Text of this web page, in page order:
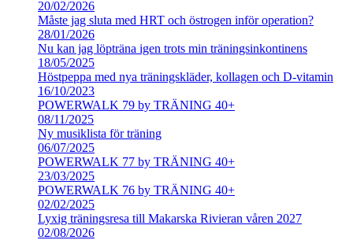
20/02/2026
Måste jag sluta med HRT och östrogen inför operation?
28/01/2026
Nu kan jag löpträna igen trots min träningsinkontinens
18/05/2025
Höstpeppa med nya träningskläder, kollagen och D-vitamin
16/10/2023
POWERWALK 79 by TRÄNING 40+
08/11/2025
Ny musiklista för träning
06/07/2025
POWERWALK 77 by TRÄNING 40+
23/03/2025
POWERWALK 76 by TRÄNING 40+
02/02/2025
Lyxig träningsresa till Makarska Rivieran våren 2027
02/08/2026